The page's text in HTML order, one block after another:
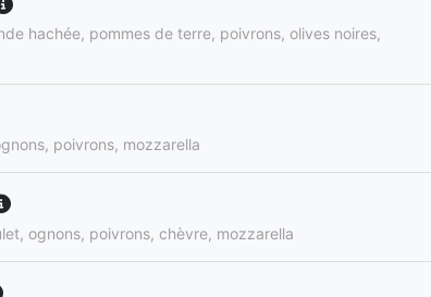
hachée, pommes de terre, poivrons, olives noires,
poivrons, mozzarella
ognons, poivrons, chèvre, mozzarella